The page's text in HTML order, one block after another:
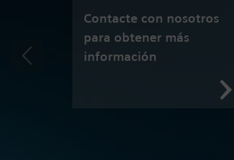
Contacte con nosotros
para obtener más
información